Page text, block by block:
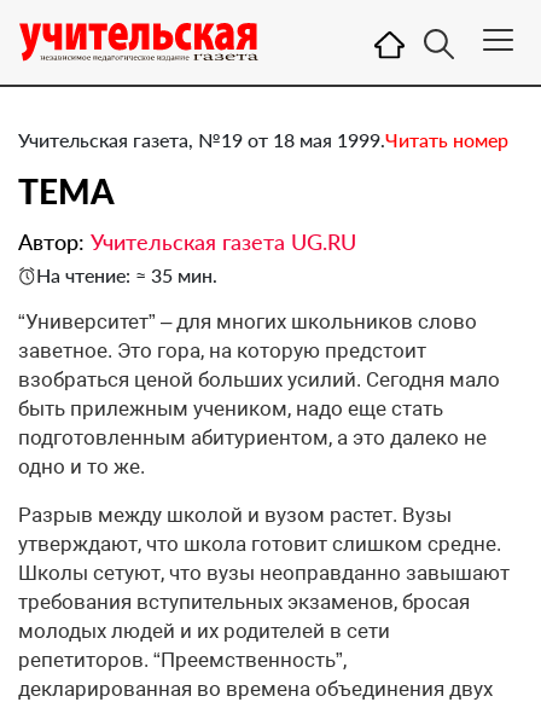
Учительская газета, №19 от 18 мая 1999.Читать номер
ТЕМА
Автор: Учительская газета UG.RU
На чтение: ≈ 35 мин.
“Университет” – для многих школьников слово
заветное. Это гора, на которую предстоит
взобраться ценой больших усилий. Сегодня мало
быть прилежным учеником, надо еще стать
подготовленным абитуриентом, а это далеко не
одно и то же.
Разрыв между школой и вузом растет. Вузы
утверждают, что школа готовит слишком средне.
Школы сетуют, что вузы неоправданно завышают
требования вступительных экзаменов, бросая
молодых людей и их родителей в сети
репетиторов. “Преемственность”,
декларированная во времена объединения двух